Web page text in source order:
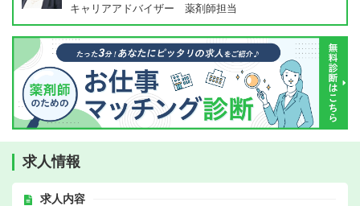
キャリアアドバイザー 薬剤師担当
求人情報
求人内容